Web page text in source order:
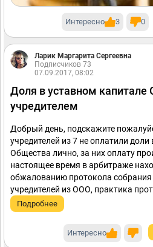
Интересно 3 0
Ларик Маргарита Сергеевна
Подписчиков 73
07.09.2017, 08:02
Доля в уставном капитале
учредителем
Добрый день, подскажите
учредителей из 7 не оплатили
Общества лично, за них оплату
настоящее время в арбитраже
обжалованию протокола
учредителей из ООО, практика
Подробнее
Интересно